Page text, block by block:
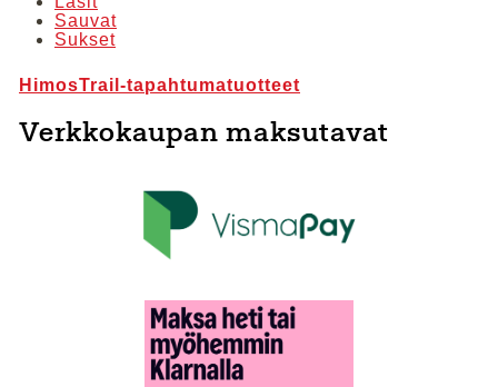
Sauvat
Sukset
HimosTrail-tapahtumatuotteet
Verkkokaupan maksutavat